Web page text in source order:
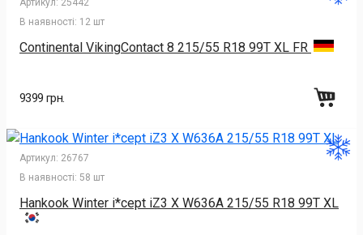
Артикул: 25442
В наявності: 12 шт
Continental VikingContact 8 215/55 R18 99T XL FR
9399 грн.
Артикул: 26767
В наявності: 58 шт
Hankook Winter i*cept iZ3 X W636A 215/55 R18 99T XL